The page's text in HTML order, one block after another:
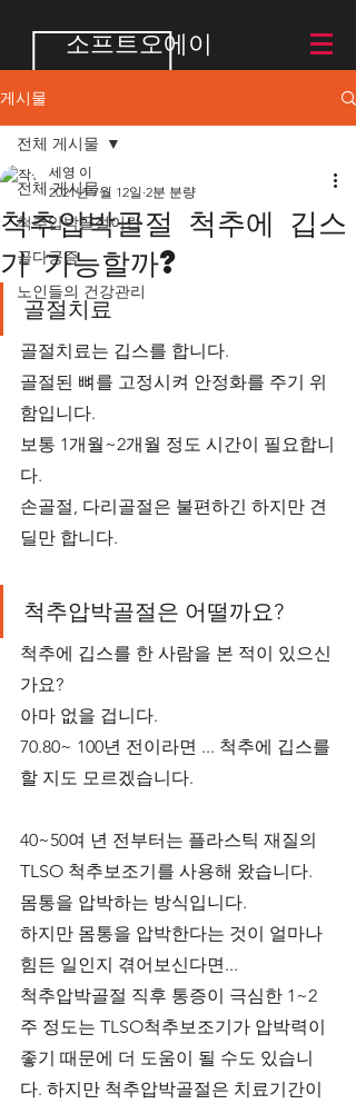
소프트오에이
게시물
전체 게시물
척추압박골절이란
골다공증
노인들의 건강관리
전체 게시물
척추압박골절 척추에 깁스
가 가능할까?
세영 이
2021년 7월 12일 2분 분량
골절치료
골절치료는 깁스를 합니다.
골절된 뼈를 고정시켜 안정화를 주기 위
함입니다.
보통 1개월~2개월 정도 시간이 필요합니
다.
손골절, 다리골절은 불편하긴 하지만 견
딜만 합니다.
척추압박골절은 어떨까요?
척추에 깁스를 한 사람을 본 적이 있으신
가요?
아마 없을 겁니다.
70.80~ 100년 전이라면 ... 척추에 깁스를
할 지도 모르겠습니다.
40~50여 년 전부터는 플라스틱 재질의
TLSO 척추보조기를 사용해 왔습니다.
몸통을 압박하는 방식입니다.
하지만 몸통을 압박한다는 것이 얼마나
힘든 일인지 겪어보신다면...
척추압박골절 직후 통증이 극심한 1~2
주 정도는 TLSO척추보조기가 압박력이
좋기 때문에 더 도움이 될 수도 있습니
다. 하지만 척추압박골절은 치료기간이